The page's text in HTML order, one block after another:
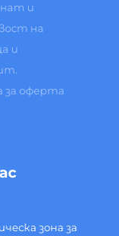
и
на
и
за оферта
зона за